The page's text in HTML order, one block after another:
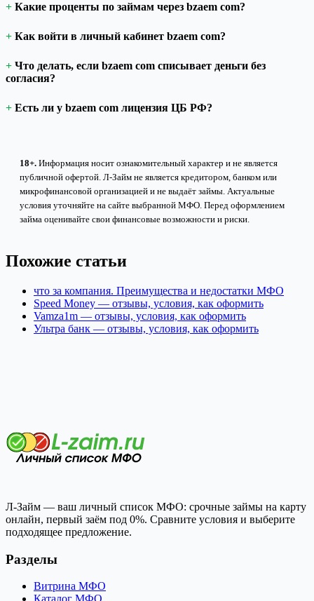
Какие проценты по займам через bzaem com?
Как войти в личный кабинет bzaem com?
Что делать, если bzaem com списывает деньги без
согласия?
Есть ли у bzaem com лицензия ЦБ РФ?
18+. Информация носит ознакомительный характер и не является
публичной офертой. Л-Займ не является кредитором, банком или
микрофинансовой организацией и не выдаёт займы. Актуальные
условия уточняйте на сайте выбранной МФО. Перед оформлением
займа оценивайте свои финансовые возможности и риски.
Похожие статьи
что за компания. Преимущества и недостатки МФО
Speed Money — отзывы, условия, как оформить
Vamza1m — отзывы, условия, как оформить
Ультра банк — отзывы, условия, как оформить
Л-Займ — ваш личный список МФО: срочные займы на карту
онлайн, первый заём под 0%. Сравните условия и выберите
подходящее предложение.
Разделы
Витрина МФО